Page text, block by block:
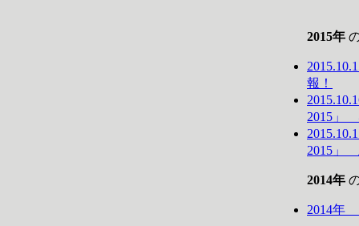
2015年
報！
2015」
2015」
2014年
2014年